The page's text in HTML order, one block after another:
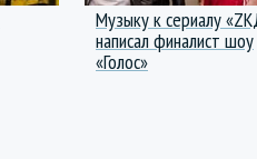
Музыку к сериалу
написал финалист шоу
«Голос»